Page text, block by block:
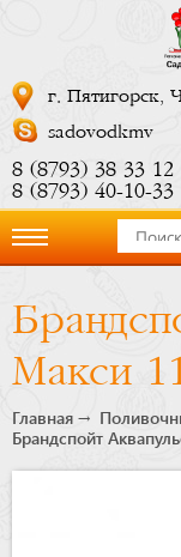
г. Пятигорск,
sadovodkmv
8 (8793) 38 33 12
8 (8793) 40-10-33
компании
Макси
Главная
Брандспойт